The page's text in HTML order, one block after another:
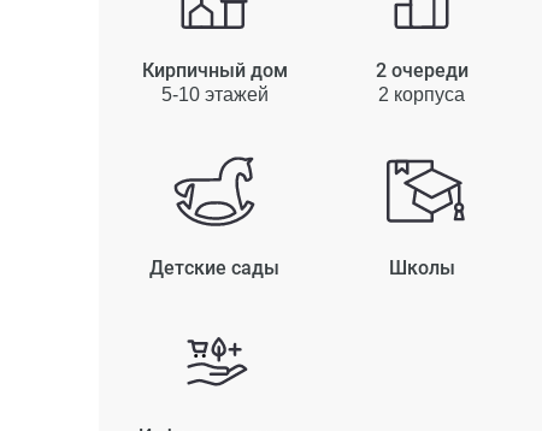
Кирпичный дом
5-10 этажей
2 очереди
2 корпуса
Детские сады Школы